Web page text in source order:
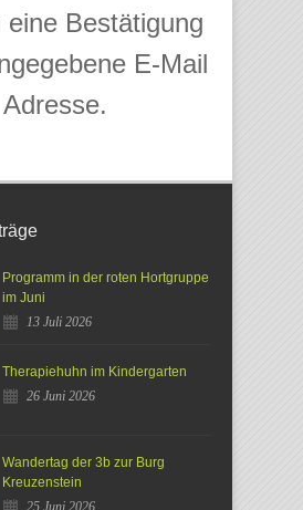
eine Bestätigung
E-Mail
Adresse.
Programm in der roten Hortgruppe
im Juni
13 Juli 2026
Therapiehuhn im Kindergarten
26 Juni 2026
Wandertag der 3b zur Burg
Kreuzenstein
25 Juni 2026